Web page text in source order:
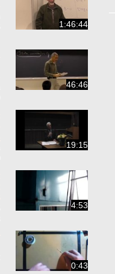
1:46:44
46:46
19:15
4:53
0:43